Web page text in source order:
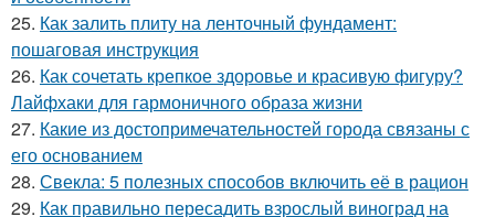
25. Как залить плиту на ленточный фундамент:
пошаговая инструкция
26. Как сочетать крепкое здоровье и красивую фигуру?
Лайфхаки для гармоничного образа жизни
27. Какие из достопримечательностей города связаны с
его основанием
28. Свекла: 5 полезных способов включить её в рацион
29. Как правильно пересадить взрослый виноград на